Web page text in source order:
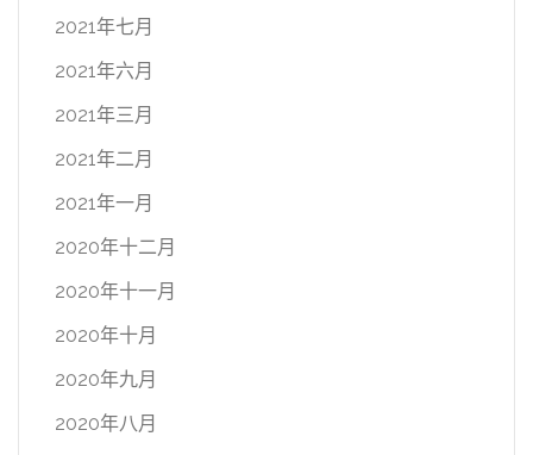
2021年七月
2021年六月
2021年三月
2021年二月
2021年一月
2020年十二月
2020年十一月
2020年十月
2020年九月
2020年八月